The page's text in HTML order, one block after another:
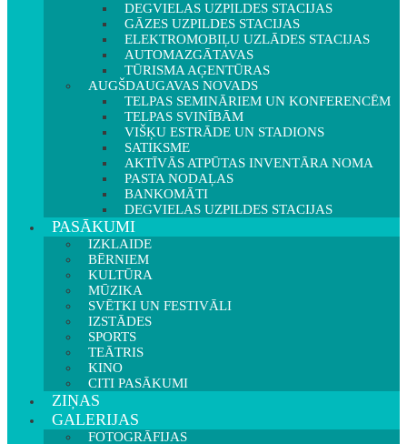
DEGVIELAS UZPILDES STACIJAS
GĀZES UZPILDES STACIJAS
ELEKTROMOBIĻU UZLĀDES STACIJAS
AUTOMAZGĀTAVAS
TŪRISMA AĢENTŪRAS
AUGŠDAUGAVAS NOVADS
TELPAS SEMINĀRIEM UN KONFERENCĒM
TELPAS SVINĪBĀM
VIŠĶU ESTRĀDE UN STADIONS
SATIKSME
AKTĪVĀS ATPŪTAS INVENTĀRA NOMA
PASTA NODAĻAS
BANKOMĀTI
DEGVIELAS UZPILDES STACIJAS
PASĀKUMI
IZKLAIDE
BĒRNIEM
KULTŪRA
MŪZIKA
SVĒTKI UN FESTIVĀLI
IZSTĀDES
SPORTS
TEĀTRIS
KINO
CITI PASĀKUMI
ZIŅAS
GALERIJAS
FOTOGRĀFIJAS